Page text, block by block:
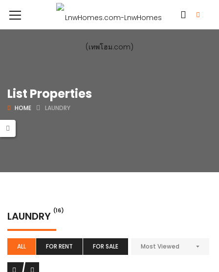
List Properties
HOME LAUNDRY
LAUNDRY (16)
ALL FOR RENT FOR SALE Most Viewed